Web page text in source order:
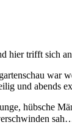
hier trifft sich
war
und abends
hübsche